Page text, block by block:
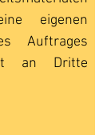
eigenen
Auftrages
an Dritte